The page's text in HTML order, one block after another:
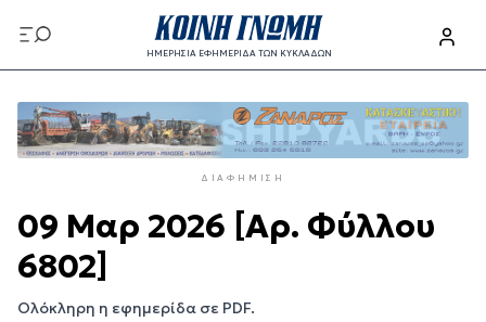
προς
το
περιεχόμενο
ΗΜΕΡΗΣΙΑ ΕΦΗΜΕΡΙΔΑ ΤΩΝ ΚΥΚΛΑΔΩΝ
προς
το
κυρίως
ΔΙΑΦΉΜΙΣΗ
09 Μαρ 2026 [Αρ. Φύλλου
6802]
Ολόκληρη η εφημερίδα σε PDF.